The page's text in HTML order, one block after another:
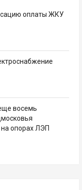
оплаты ЖКУ
восемь
на опорах ЛЭП